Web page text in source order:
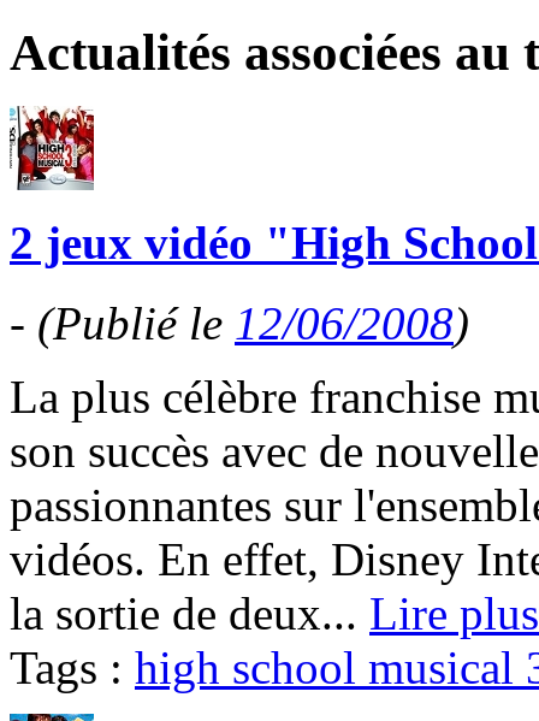
Actualités associées au
2 jeux vidéo "High
- (Publié le 12/06/2008)
La plus célèbre franchise
son succès avec de
passionnantes sur
vidéos. En effet, Disney
la sortie de deux... Lire plus
Tags : high school musical